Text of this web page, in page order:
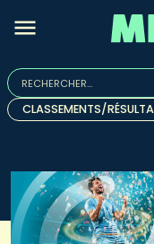
Rechercher :
Quand les résultats
CLASSEMENTS/